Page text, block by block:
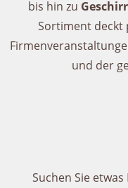
bis hin zu
Sortiment deckt
und der
Suchen Sie